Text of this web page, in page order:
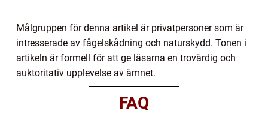
Målgruppen för denna artikel är privatpersoner som är
intresserade av fågelskådning och naturskydd. Tonen i
artikeln är formell för att ge läsarna en trovärdig och
auktoritativ upplevelse av ämnet.
FAQ